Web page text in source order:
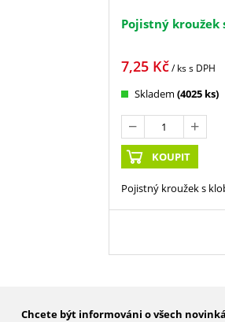
Pojistný kroužek
7,25Kč/ kss DPH
Skladem (4025 ks)
KOUPIT
Pojistný kroužek s
Chcete být informováni o všech